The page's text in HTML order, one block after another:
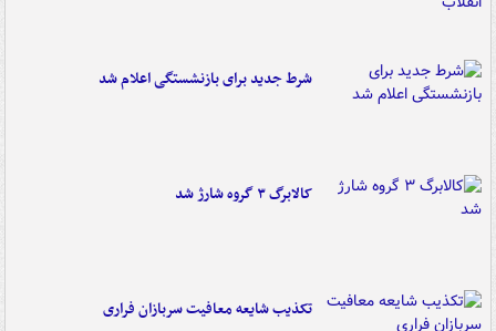
شرط جدید برای بازنشستگی اعلام شد
کالابرگ ۳ گروه شارژ شد
تکذیب شایعه معافیت سربازان فراری